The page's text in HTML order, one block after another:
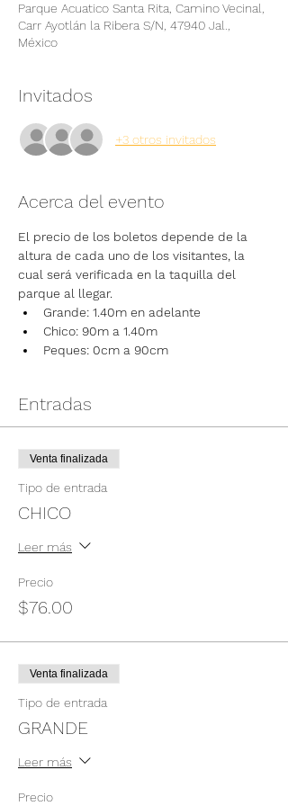
Parque Acuatico Santa Rita, Camino Vecinal,
Carr Ayotlán la Ribera S/N, 47940 Jal.,
México
Invitados
+3 otros invitados
Acerca del evento
El precio de los boletos depende de la
altura de cada uno de los visitantes, la
cual será verificada en la taquilla del
parque al llegar.
Grande: 1.40m en adelante
Chico: 90m a 1.40m
Peques: 0cm a 90cm
Entradas
Venta finalizada
Tipo de entrada
CHICO
Leer más
Precio
$76.00
Venta finalizada
Tipo de entrada
GRANDE
Leer más
Precio